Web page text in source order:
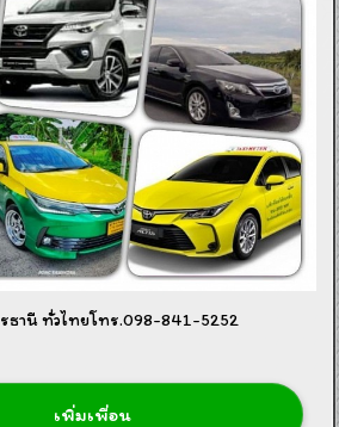
ธานี ทั่วไทยโทร.098-841-5252
เพิ่มเพื่อน